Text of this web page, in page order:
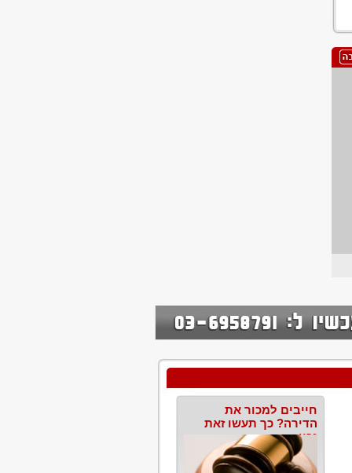
חייבים למכור את
הדירה? כך תעשו זאת
נכון